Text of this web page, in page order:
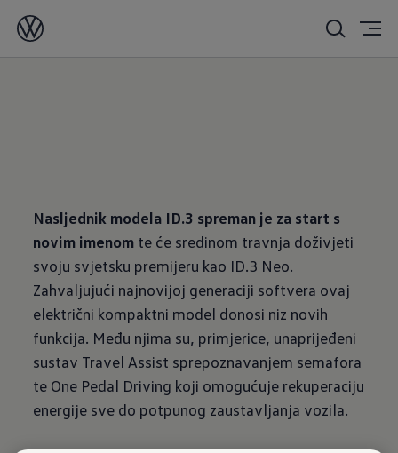
03/17/2026
Nasljednik modela ID.3 spreman je za start s
novim imenom te će sredinom travnja doživjeti
svoju svjetsku premijeru kao ID.3 Neo.
Zahvaljujući najnovijoj generaciji softvera ovaj
električni kompaktni model donosi niz novih
funkcija. Među njima su, primjerice, unaprijeđeni
sustav Travel Assist sprepoznavanjem semafora
te One Pedal Driving koji omogućuje rekuperaciju
energije sve do potpunog zaustavljanja vozila.